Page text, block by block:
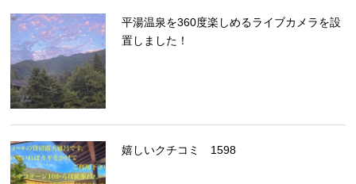
平湯温泉を360度楽しめるライブカメラを設
置しました！
嬉しいクチコミ 1598